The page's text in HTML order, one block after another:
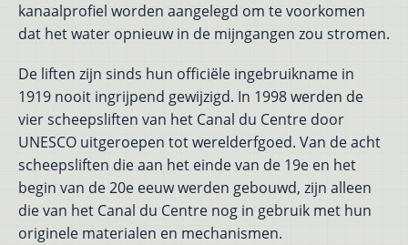
kanaalprofiel worden aangelegd om te voorkomen
dat het water opnieuw in de mijngangen zou stromen.
De liften zijn sinds hun officiële ingebruikname in
1919 nooit ingrijpend gewijzigd. In 1998 werden de
vier scheepsliften van het Canal du Centre door
UNESCO uitgeroepen tot werelderfgoed. Van de acht
scheepsliften die aan het einde van de 19e en het
begin van de 20e eeuw werden gebouwd, zijn alleen
die van het Canal du Centre nog in gebruik met hun
originele materialen en mechanismen.